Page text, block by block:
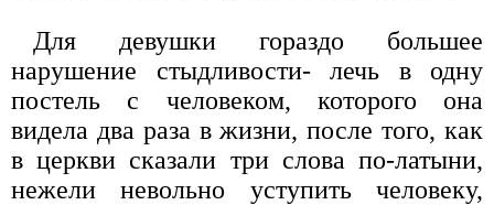
Для девушки гораздо большее
нарушение стыдливости- лечь в одну
постель с человеком, которого она
видела два раза в жизни, после того, как
в церкви сказали три слова по-латыни,
нежели невольно уступить человеку,